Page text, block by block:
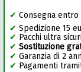
✔ Consegna
✔ Spedizione 15
✔ Pacchi ultra
✔ Sostituzione
✔ Garanzia di 2
✔ Pagamenti